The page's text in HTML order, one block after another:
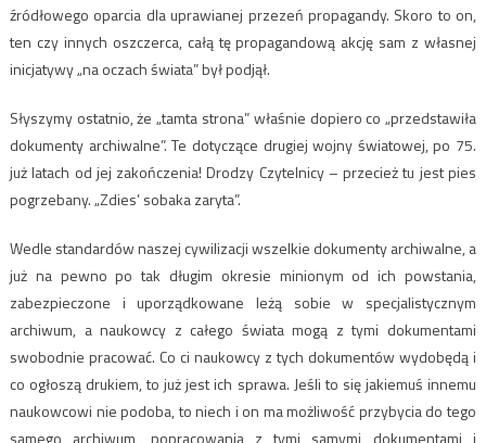
źródłowego oparcia dla uprawianej przezeń propagandy. Skoro to on,
ten czy innych oszczerca, całą tę propagandową akcję sam z własnej
inicjatywy „na oczach świata” był podjął.
Słyszymy ostatnio, że „tamta strona” właśnie dopiero co „przedstawiła
dokumenty archiwalne”. Te dotyczące drugiej wojny światowej, po 75.
już latach od jej zakończenia! Drodzy Czytelnicy – przecież tu jest pies
pogrzebany. „Zdies’ sobaka zaryta”.
Wedle standardów naszej cywilizacji wszelkie dokumenty archiwalne, a
już na pewno po tak długim okresie minionym od ich powstania,
zabezpieczone i uporządkowane leżą sobie w specjalistycznym
archiwum, a naukowcy z całego świata mogą z tymi dokumentami
swobodnie pracować. Co ci naukowcy z tych dokumentów wydobędą i
co ogłoszą drukiem, to już jest ich sprawa. Jeśli to się jakiemuś innemu
naukowcowi nie podoba, to niech i on ma możliwość przybycia do tego
samego archiwum, popracowania z tymi samymi dokumentami i